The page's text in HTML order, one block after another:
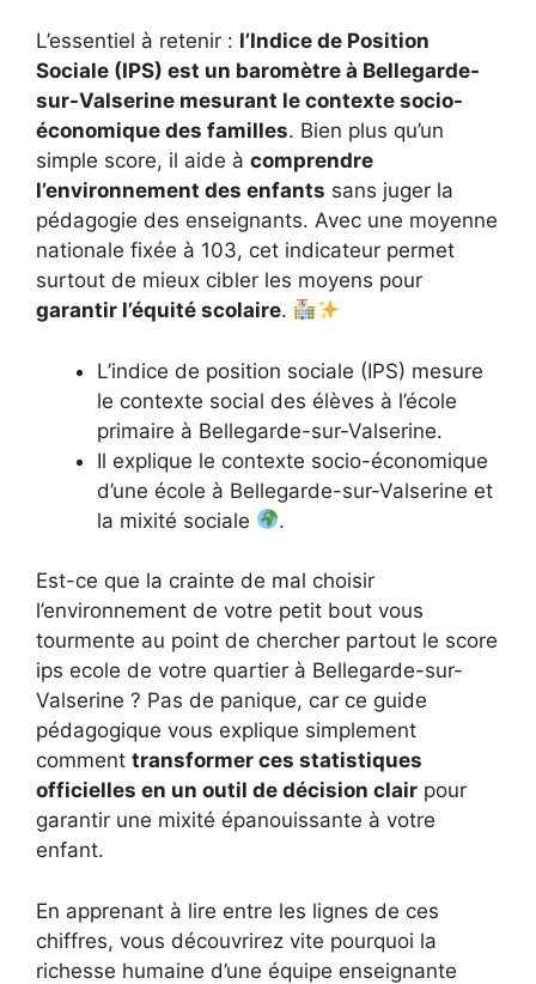
L’essentiel à retenir : l’Indice de Position
Sociale (IPS) est un baromètre à Bellegarde-
sur-Valserine mesurant le contexte socio-
économique des familles. Bien plus qu’un
simple score, il aide à comprendre
l’environnement des enfants sans juger la
pédagogie des enseignants. Avec une moyenne
nationale fixée à 103, cet indicateur permet
surtout de mieux cibler les moyens pour
garantir l’équité scolaire.
L’indice de position sociale (IPS) mesure
le contexte social des élèves à l’école
primaire à Bellegarde-sur-Valserine.
Il explique le contexte socio-économique
d’une école à Bellegarde-sur-Valserine et
la mixité sociale
.
Est-ce que la crainte de mal choisir
l’environnement de votre petit bout vous
tourmente au point de chercher partout le score
ips ecole de votre quartier à Bellegarde-sur-
Valserine ? Pas de panique, car ce guide
pédagogique vous explique simplement
comment transformer ces statistiques
officielles en un outil de décision clair pour
garantir une mixité épanouissante à votre
enfant.
En apprenant à lire entre les lignes de ces
chiffres, vous découvrirez vite pourquoi la
richesse humaine d’une équipe enseignante